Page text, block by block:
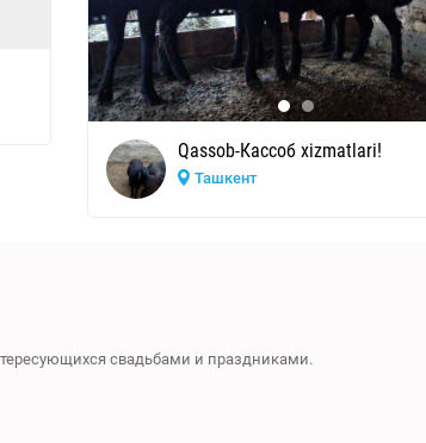
Qassob-Кассоб xizmatlari!
Ташкент
свадьбами и праздниками.